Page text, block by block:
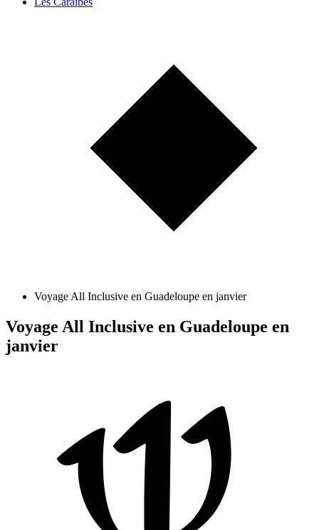
Voyage All Inclusive en Guadeloupe en janvier
Voyage All Inclusive en Guadeloupe en
janvier